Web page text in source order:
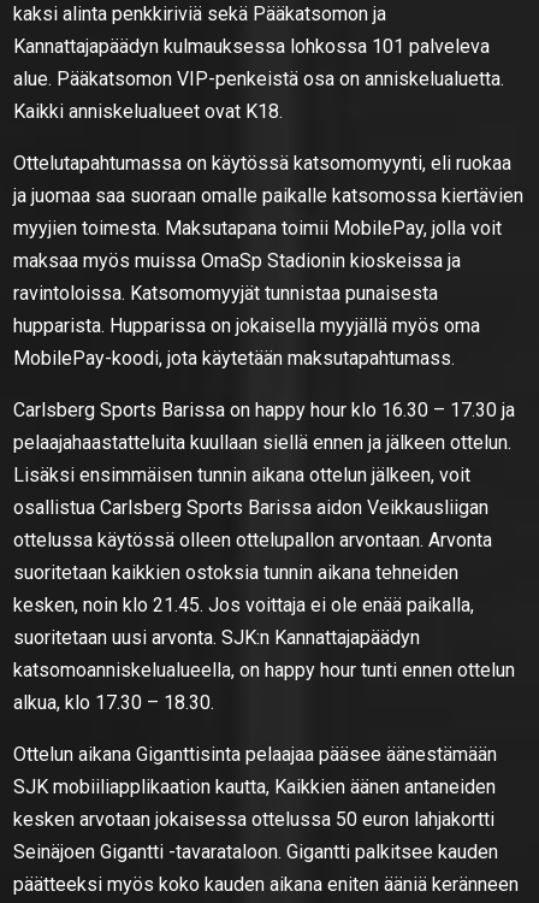
kaksi alinta penkkiriviä sekä Pääkatsomon ja
Kannattajapäädyn kulmauksessa lohkossa 101 palveleva
alue. Pääkatsomon VIP-penkeistä osa on anniskelualuetta.
Kaikki anniskelualueet ovat K18.
Ottelutapahtumassa on käytössä katsomomyynti, eli ruokaa
ja juomaa saa suoraan omalle paikalle katsomossa kiertävien
myyjien toimesta. Maksutapana toimii MobilePay, jolla voit
maksaa myös muissa OmaSp Stadionin kioskeissa ja
ravintoloissa. Katsomomyyjät tunnistaa punaisesta
hupparista. Hupparissa on jokaisella myyjällä myös oma
MobilePay-koodi, jota käytetään maksutapahtumass.
Carlsberg Sports Barissa on happy hour klo 16.30 – 17.30 ja
pelaajahaastatteluita kuullaan siellä ennen ja jälkeen ottelun.
Lisäksi ensimmäisen tunnin aikana ottelun jälkeen, voit
osallistua Carlsberg Sports Barissa aidon Veikkausliigan
ottelussa käytössä olleen ottelupallon arvontaan. Arvonta
suoritetaan kaikkien ostoksia tunnin aikana tehneiden
kesken, noin klo 21.45. Jos voittaja ei ole enää paikalla,
suoritetaan uusi arvonta. SJK:n Kannattajapäädyn
katsomoanniskelualueella, on happy hour tunti ennen ottelun
alkua, klo 17.30 – 18.30.
Ottelun aikana Giganttisinta pelaajaa pääsee äänestämään
SJK mobiiliapplikaation kautta, Kaikkien äänen antaneiden
kesken arvotaan jokaisessa ottelussa 50 euron lahjakortti
Seinäjoen Gigantti -tavarataloon. Gigantti palkitsee kauden
päätteeksi myös koko kauden aikana eniten ääniä keränneen